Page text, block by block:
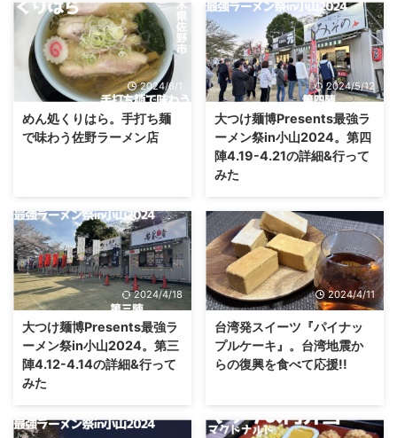
2024/6/1
めん処くりはら。手打ち麺
で味わう佐野ラーメン店
2024/5/12
大つけ麺博Presents最強ラ
ーメン祭in小山2024。第四
陣4.19-4.21の詳細&行って
みた
2024/4/18
大つけ麺博Presents最強ラ
ーメン祭in小山2024。第三
陣4.12-4.14の詳細&行って
みた
2024/4/11
台湾発スイーツ『パイナッ
プルケーキ』。台湾地震か
らの復興を食べて応援!!